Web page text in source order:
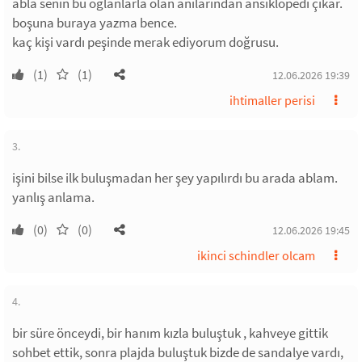
boşuna buraya yazma bence.
kaç kişi vardı peşinde merak ediyorum doğrusu.
(1) (1) 12.06.2026 19:39
ihtimaller perisi
3.
işini bilse ilk buluşmadan her şey yapılırdı bu arada ablam.
yanlış anlama.
(0) (0) 12.06.2026 19:45
ikinci schindler olcam
4.
bir süre önceydi, bir hanım kızla buluştuk , kahveye gittik
sohbet ettik, sonra plajda buluştuk bizde de sandalye vardı,